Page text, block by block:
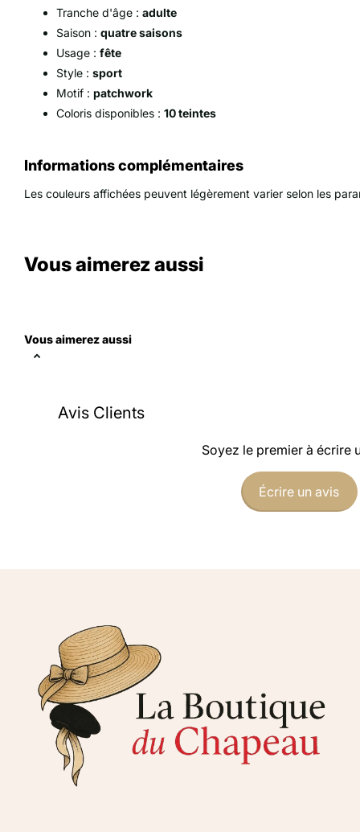
Tranche d'âge : adulte
Saison : quatre saisons
Usage : fête
Style : sport
Motif : patchwork
Coloris disponibles : 10 teintes
Informations complémentaires
Les couleurs affichées peuvent légèrement varier selon les
Vous aimerez aussi
Vous aimerez aussi
Avis Clients
Soyez le premier à écrire
Écrire un avis